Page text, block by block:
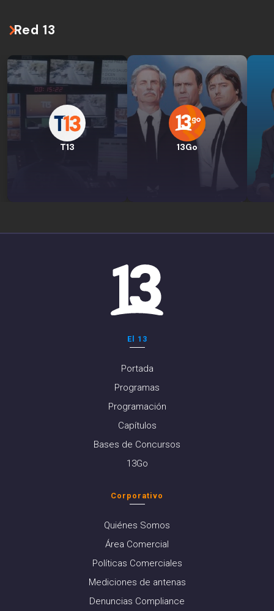
Red 13
T13 13Go
El 13
Portada
Programas
Programación
Capítulos
Bases de Concursos
13Go
Corporativo
Quiénes Somos
Área Comercial
Políticas Comerciales
Mediciones de antenas
Denuncias Compliance